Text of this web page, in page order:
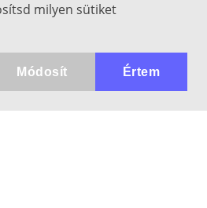
milyen sütiket
Értem
Módosít